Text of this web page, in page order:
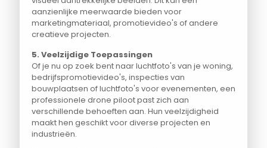
aanzienlijke meerwaarde bieden voor
marketingmateriaal, promotievideo's of andere
creatieve projecten.
5. Veelzijdige Toepassingen
Of je nu op zoek bent naar luchtfoto's van je woning,
bedrijfspromotievideo's, inspecties van
bouwplaatsen of luchtfoto's voor evenementen, een
professionele drone piloot past zich aan
verschillende behoeften aan. Hun veelzijdigheid
maakt hen geschikt voor diverse projecten en
industrieën.